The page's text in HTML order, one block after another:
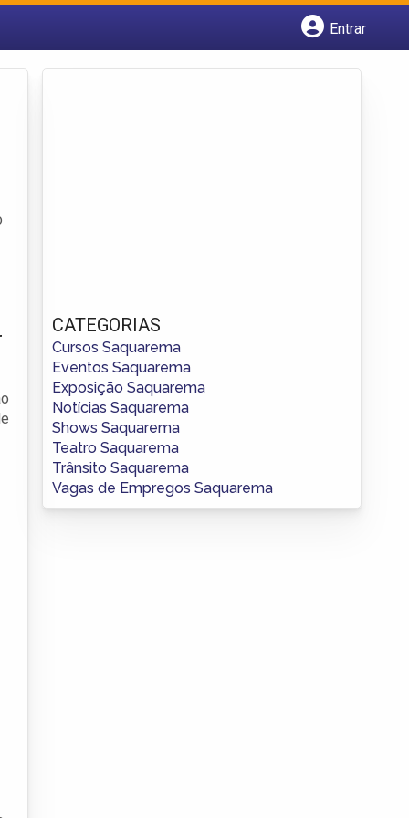
Entrar
CATEGORIAS
Cursos Saquarema
Eventos Saquarema
Exposição Saquarema
Notícias Saquarema
Shows Saquarema
Teatro Saquarema
Trânsito Saquarema
Vagas de Empregos Saquarema